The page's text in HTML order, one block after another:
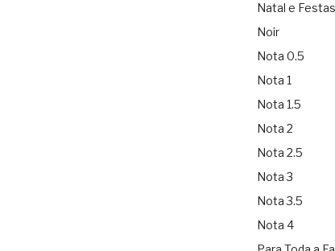
Natal e Festas
Noir
Nota 0.5
Nota 1
Nota 1.5
Nota 2
Nota 2.5
Nota 3
Nota 3.5
Nota 4